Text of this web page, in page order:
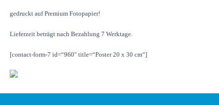
gedruckt auf Premium Fotopapier!
Lieferzeit beträgt nach Bezahlung 7 Werktage.
[contact-form-7 id=“960″ title=“Poster 20 x 30 cm“]